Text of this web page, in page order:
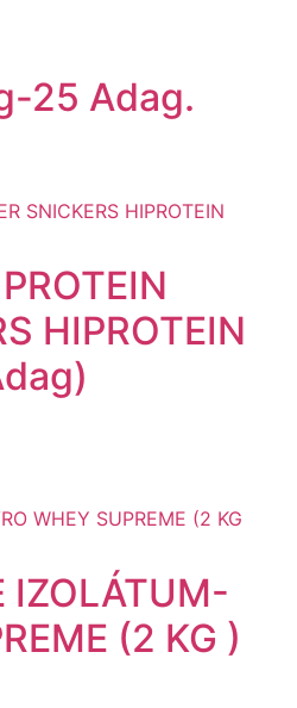
25 Adag.
HIPROTEIN
IZOLÁTUM-
(2 KG )